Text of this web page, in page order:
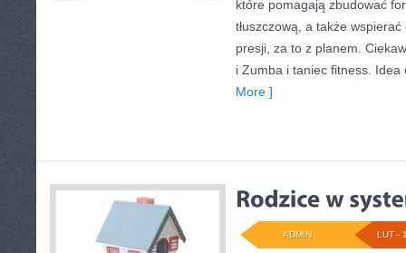
które pomagają zbudować
tłuszczową, a także
presji, za to z planem.
i Zumba i taniec fitness. Idea
More ]
LUT -
ADMIN